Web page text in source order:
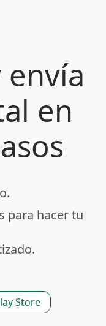
en
para hacer tu
Store